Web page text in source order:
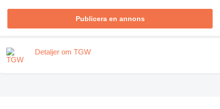
Publicera en annons
Detaljer om TGW